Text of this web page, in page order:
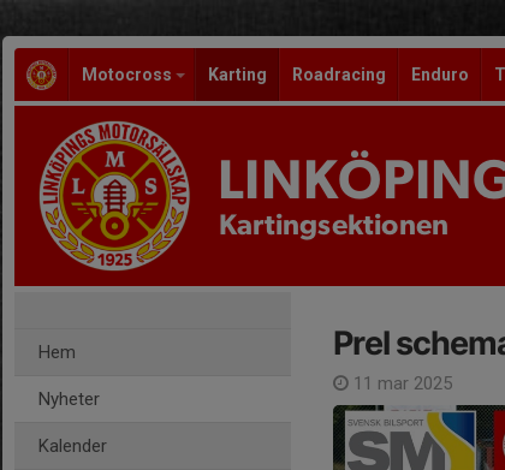
Motocross Karting Roadracing Enduro
Kartingsektionen
Hem
Nyheter
Kalender
Prel
11 mar 2025